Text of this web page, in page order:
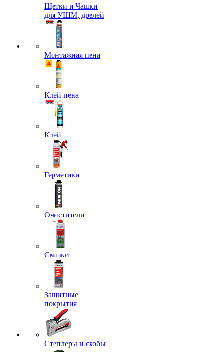
Щетки и Чашки
для УШМ, дрелей
Монтажная пена
Клей пена
Клей
Герметики
Очистители
Смазки
Защитные
покрытия
Степлеры и скобы